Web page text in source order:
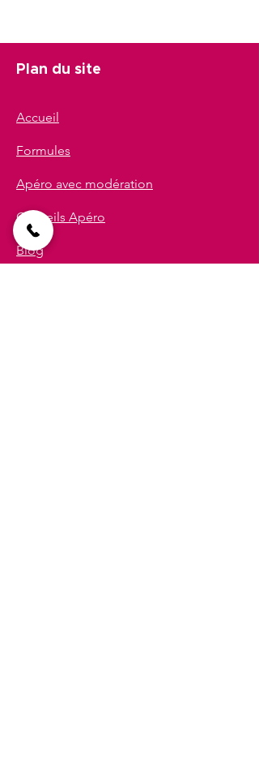
Plan du site
Accueil
Formules
Apéro avec modération
Conseils Apéro
Blog